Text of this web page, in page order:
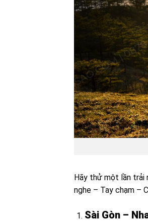
Hãy thử một lần trải
nghe – Tay chạm –
Sài Gòn –